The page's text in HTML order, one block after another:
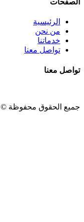
الصفحات
الرئيسية
من نحن
خدماتنا
تواصل معنا
تواصل معنا
جميع الحقوق محفوظة ©